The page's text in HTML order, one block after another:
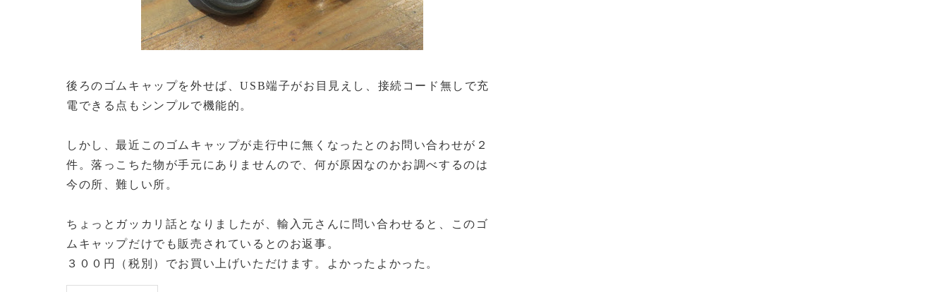
後ろのゴムキャップを外せば、USB端子がお目見えし、接続コード無しで充
電できる点もシンプルで機能的。
しかし、最近このゴムキャップが走行中に無くなったとのお問い合わせが２
件。落っこちた物が手元にありませんので、何が原因なのかお調べするのは
今の所、難しい所。
ちょっとガッカリ話となりましたが、輸入元さんに問い合わせると、このゴ
ムキャップだけでも販売されているとのお返事。
３００円（税別）でお買い上げいただけます。よかったよかった。